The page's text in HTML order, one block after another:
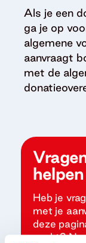
Als je een
ga je op
algemene
aanvraagt
met de
Heb je
met je
deze
zoekt?